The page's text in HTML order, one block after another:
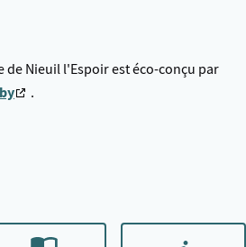
de Nieuil l'Espoir est éco-conçu par
.